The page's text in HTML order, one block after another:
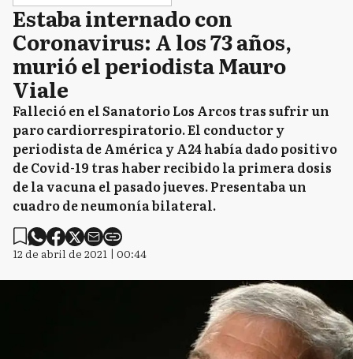
Estaba internado con
Coronavirus: A los 73 años,
murió el periodista Mauro
Viale
Falleció en el Sanatorio Los Arcos tras sufrir un
paro cardiorrespiratorio. El conductor y
periodista de América y A24 había dado positivo
de Covid-19 tras haber recibido la primera dosis
de la vacuna el pasado jueves. Presentaba un
cuadro de neumonía bilateral.
12 de abril de 2021 | 00:44